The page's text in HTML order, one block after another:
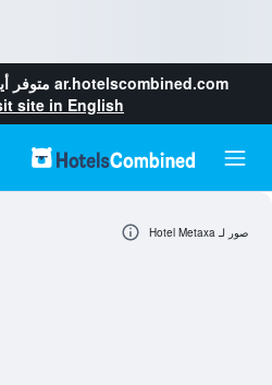
ar.hotelscombined.com متوفر
site in English
صور لـ Hotel Metaxa